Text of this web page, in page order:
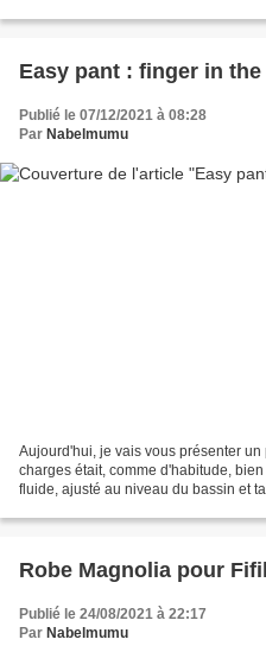
Easy pant : finger in
Publié le 07/12/2021 à 08:28
Par Nabelmumu
Aujourd'hui, je vais vous présenter
charges était, comme d'habitude,
fluide, ajusté au niveau du bassin et
Robe Magnolia pour
Publié le 24/08/2021 à 22:17
Par Nabelmumu